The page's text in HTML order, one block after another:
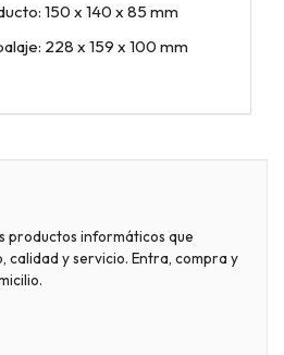
150 x 140 x 85 mm
228 x 159 x 100 mm
productos informáticos que
calidad y servicio. Entra, compra y